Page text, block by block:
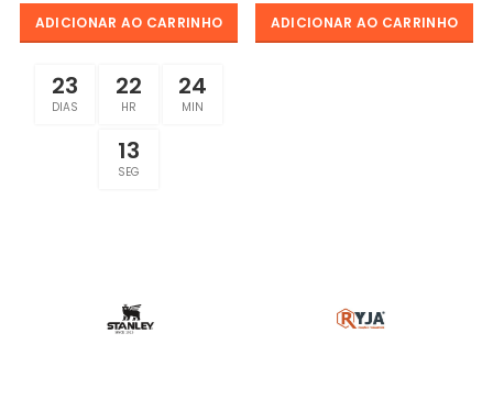
ADICIONAR AO CARRINHO
23
DIAS
22
HR
24
MIN
13
SEG
ADICIONAR AO CARRINHO